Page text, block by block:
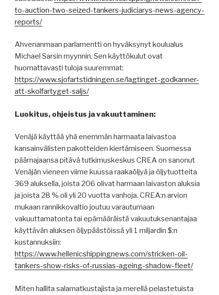
to-auction-two-seized-tankers-judiciarys-news-agency-
reports/
Ahvenanmaan parlamentti on hyväksynyt koulualus
Michael Sarsin myynnin. Sen käyttökulut ovat
huomattavasti tuloja suuremmat:
https://www.sjofartstidningen.se/lagtinget-godkanner-
att-skolfartyget-saljs/
Luokitus, ohjeistus ja vakuuttaminen:
Venäjä käyttää yhä enemmän harmaata laivastoa
kansainvälisten pakotteiden kiertämiseen. Suomessa
päämajaansa pitävä tutkimuskeskus CREA on sanonut
Venäjän vieneen viime kuussa raakaöljyä ja öljytuotteita
369 aluksella, joista 206 olivat harmaan laivaston aluksia
ja joista 28 % oli yli 20 vuotta vanhoja. CREA:n arvion
mukaan rannikkovaltio joutuu varautumaan
vakuuttamatonta tai epämääräistä vakuutuksenantajaa
käyttävän aluksen öljypäästöissä yli 1 miljardin $:n
kustannuksiin:
https://www.hellenicshippingnews.com/stricken-oil-
tankers-show-risks-of-russias-ageing-shadow-fleet/
Miten hallita salamatkustajista ja merellä pelastetuista